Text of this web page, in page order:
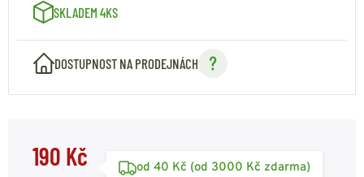
SKLADEM 4KS
DOSTUPNOST NA PRODEJNÁCH
190 Kč od 40 Kč (od 3000 Kč zdarma)